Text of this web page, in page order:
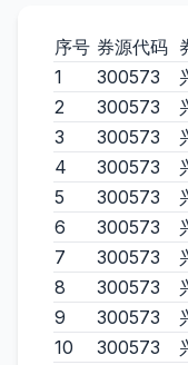
序号 券源代码
1
300573
2
300573
3
300573
4
300573
5
300573
6
300573
7
300573
8
300573
9
300573
10
300573